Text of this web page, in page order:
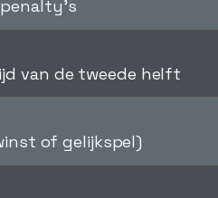
van de tweede helft
of gelijkspel)